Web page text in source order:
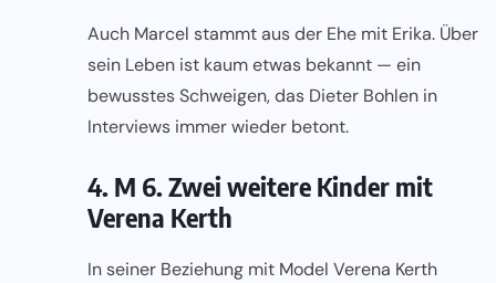
Auch Marcel stammt aus der Ehe mit Erika. Über
sein Leben ist kaum etwas bekannt — ein
bewusstes Schweigen, das Dieter Bohlen in
Interviews immer wieder betont.
4. M 6. Zwei weitere Kinder mit
Verena Kerth
In seiner Beziehung mit Model Verena Kerth